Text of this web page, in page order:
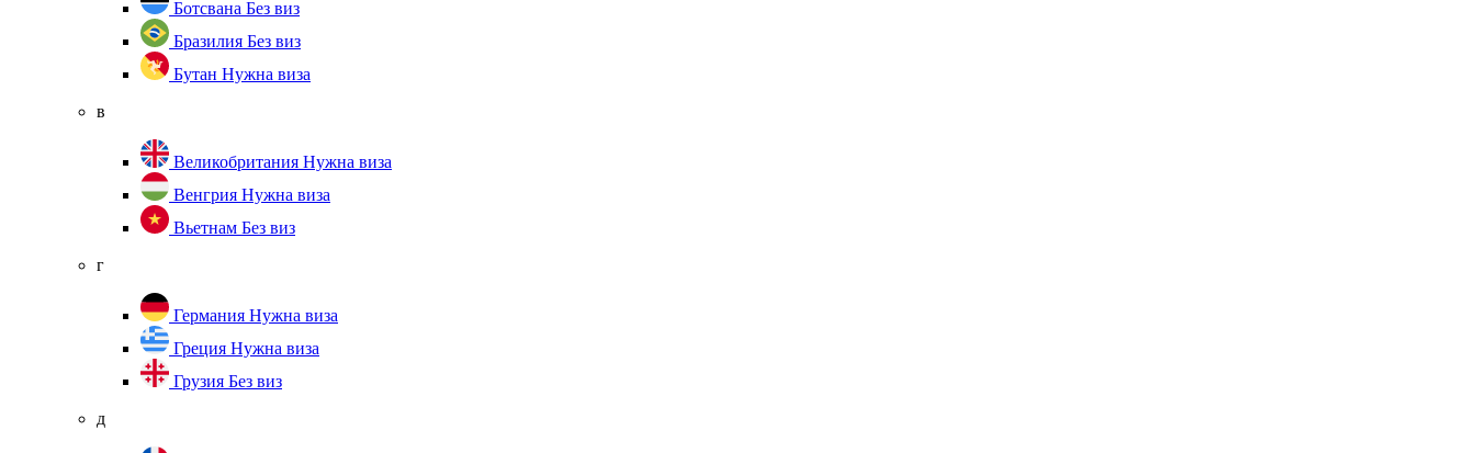
Ботсвана Без виз
Бразилия Без виз
Бутан Нужна виза
в
Великобритания Нужна виза
Венгрия Нужна виза
Вьетнам Без виз
г
Германия Нужна виза
Греция Нужна виза
Грузия Без виз
д